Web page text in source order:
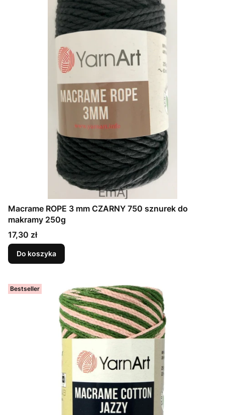
Macrame ROPE 3 mm CZARNY 750 sznurek do
makramy 250g
Cena
17,30 zł
Do koszyka
Bestseller